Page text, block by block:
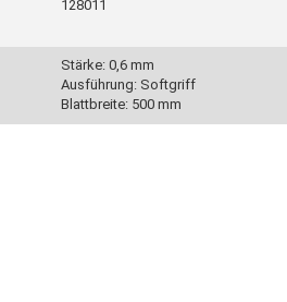
128011
Stärke: 0,6 mm
Ausführung: Softgriff
Blattbreite: 500 mm